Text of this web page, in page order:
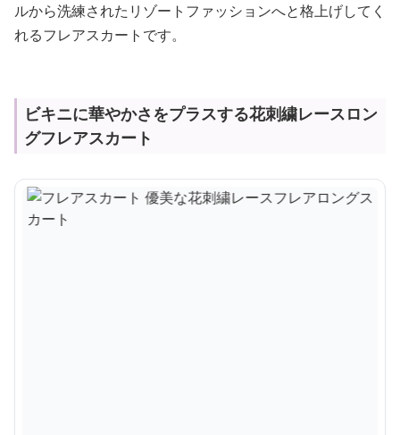
ルから洗練されたリゾートファッションへと格上げしてく
れるフレアスカートです。
ビキニに華やかさをプラスする花刺繍レースロン
グフレアスカート